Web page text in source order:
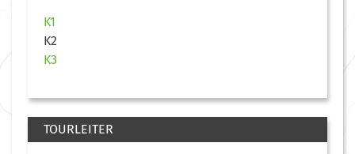
K1
K2
K3
TOURLEITER